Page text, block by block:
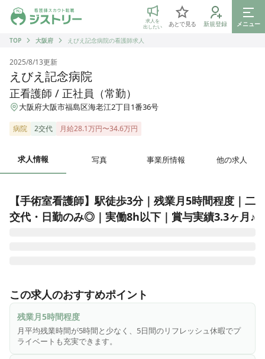
ジストリー 看護師の転職マッチング
求人を
出したい
あとで見る 新規登録
メニュー
TOP
大阪府 えびえ記念病院の看護師求人
2025/8/13更新
えびえ記念病院
正看護師 / 正社員（常勤）
大阪府大阪市福島区海老江2丁目1番36号
病院 2交代 月給28.1万円〜34.6万円
求人情報 写真 事業所情報 他の求人
【手術室看護師】駅徒歩3分｜残業月5時間程度｜二
交代・日勤のみ◎｜実働8h以下｜賞与実績3.3ヶ月♪
院です。1938年に開院し、長きにわたって大阪市の地域医療
に貢献しています。救急搬入症例が多く、特に整形外科では
検査や手術を常におこなっています。当院ではともに地域医
療を支えてくださる看護スタッフを募集中です。
＼ えびえ記念病院で働く魅力ポイント💡 ／
この求人のおすすめポイント
残業月5時間程度
月平均残業時間が5時間と少なく、5日間のリフレッシュ休暇でプ
ライベートも充実できます。